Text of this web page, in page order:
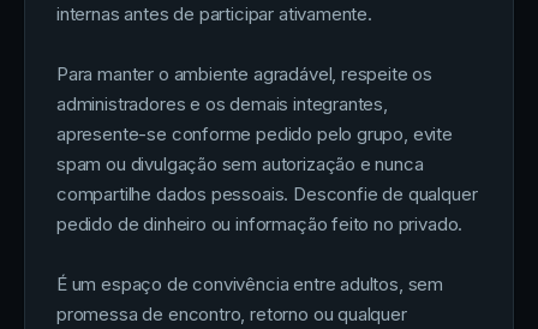
internas antes de participar ativamente.
Para manter o ambiente agradável, respeite os
administradores e os demais integrantes,
apresente-se conforme pedido pelo grupo, evite
spam ou divulgação sem autorização e nunca
compartilhe dados pessoais. Desconfie de qualquer
pedido de dinheiro ou informação feito no privado.
É um espaço de convivência entre adultos, sem
promessa de encontro, retorno ou qualquer